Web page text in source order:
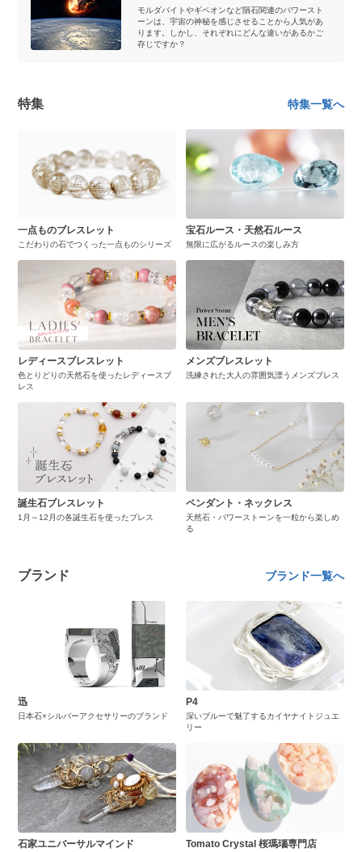
モルダバイトやギベオンなど隕石関連のパワースト
ーンは、宇宙の神秘を感じさせることから人気があ
ります。しかし、それぞれにどんな違いがあるかご
存じですか？
特集 特集一覧へ
一点ものブレスレット
こだわりの石でつくった一点ものシリーズ
宝石ルース・天然石ルース
無限に広がるルースの楽しみ方
レディースブレスレット
色とりどりの天然石を使ったレディースブ
レス
メンズブレスレット
洗練された大人の雰囲気漂うメンズブレス
誕生石ブレスレット
1月～12月の各誕生石を使ったブレス
ペンダント・ネックレス
天然石・パワーストーンを一粒から楽しめ
る
ブランド ブランド一覧へ
迅
日本石×シルバーアクセサリーのブランド
P4
深いブルーで魅了するカイヤナイトジュエ
リー
石家ユニバーサルマインド Tomato Crystal 桜瑪瑙専門店